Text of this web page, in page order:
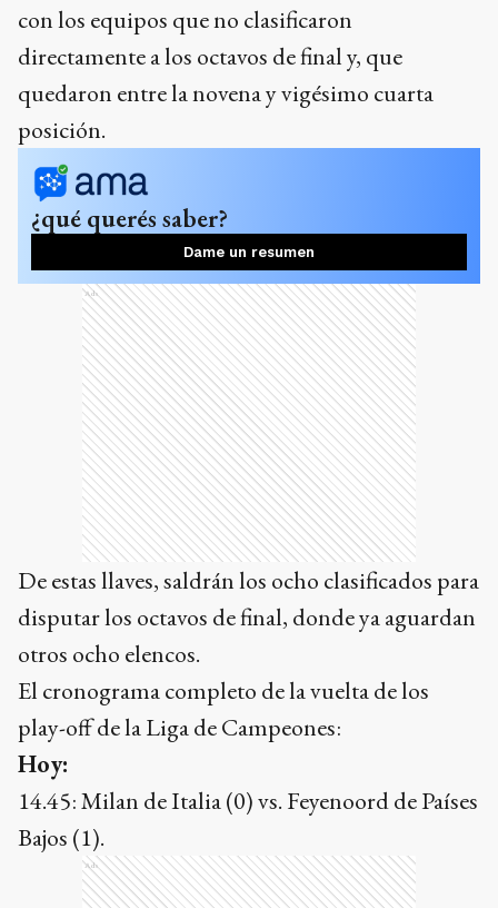
con los equipos que no clasificaron
directamente a los octavos de final y, que
quedaron entre la novena y vigésimo cuarta
posición.
¿qué querés saber?
Dame un resumen
Ads
De estas llaves, saldrán los ocho clasificados para
disputar los octavos de final, donde ya aguardan
otros ocho elencos.
El cronograma completo de la vuelta de los
play-off de la Liga de Campeones:
Hoy:
14.45: Milan de Italia (0) vs. Feyenoord de Países
Bajos (1).
Ads